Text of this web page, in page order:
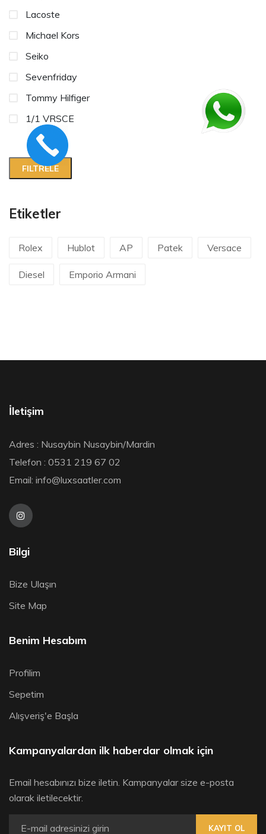
Lacoste
Michael Kors
Seiko
Sevenfriday
Tommy Hilfiger
1/1 VRSCE
Etiketler
Rolex Hublot AP Patek Versace
Diesel Emporio Armani
İletişim
Adres : Nusaybin Nusaybin/Mardin
Telefon : 0531 219 67 02
Email: info@luxsaatler.com
Bilgi
Bize Ulaşın
Site Map
Benim Hesabım
Profilim
Sepetim
Alışveriş'e Başla
Kampanyalardan ilk haberdar olmak için
Email hesabınızı bize iletin. Kampanyalar size e-posta
olarak iletilecektir.
KAYIT OL